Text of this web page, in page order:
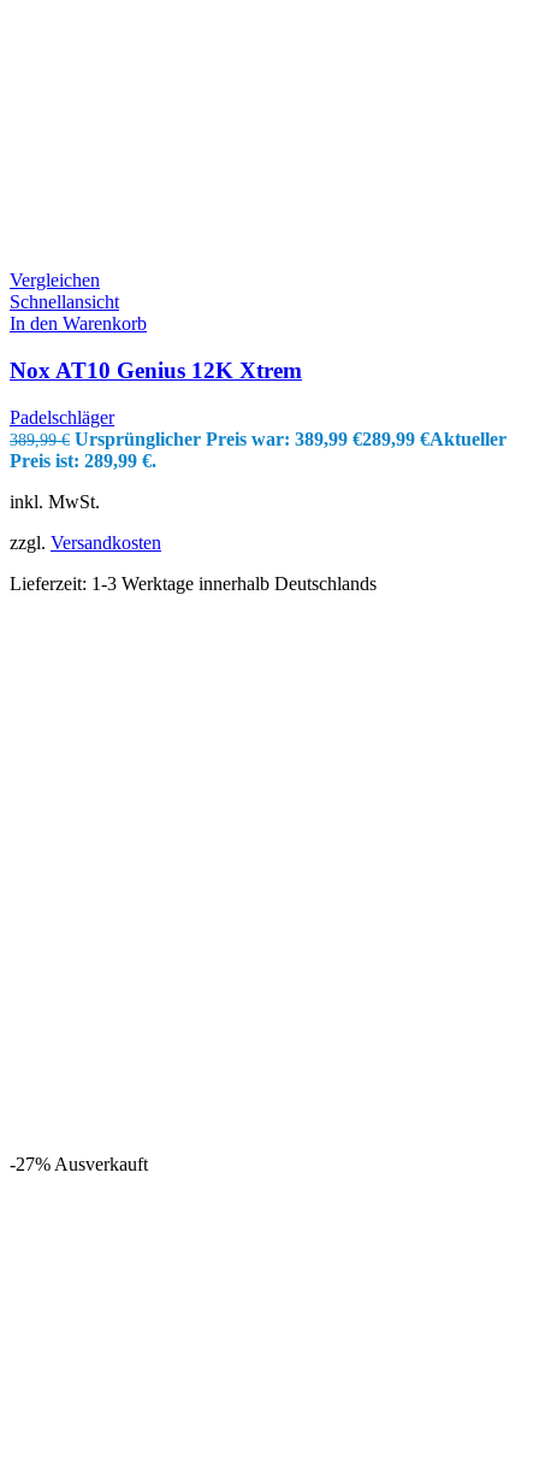
Vergleichen
Schnellansicht
In den Warenkorb
Nox AT10 Genius 12K Xtrem
Padelschläger
389,99€ Ursprünglicher Preis war: 389,99 €289,99 €Aktueller
Preis ist: 289,99 €.
inkl. MwSt.
zzgl. Versandkosten
Lieferzeit: 1-3 Werktage innerhalb Deutschlands
-27% Ausverkauft